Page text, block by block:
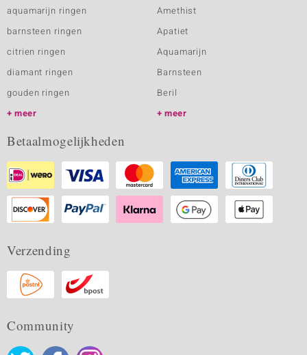
aquamarijn ringen
barnsteen ringen
citrien ringen
diamant ringen
gouden ringen
meer
Amethist
Apatiet
Aquamarijn
Barnsteen
Beril
meer
Betaalmogelijkheden
Verzending
Community